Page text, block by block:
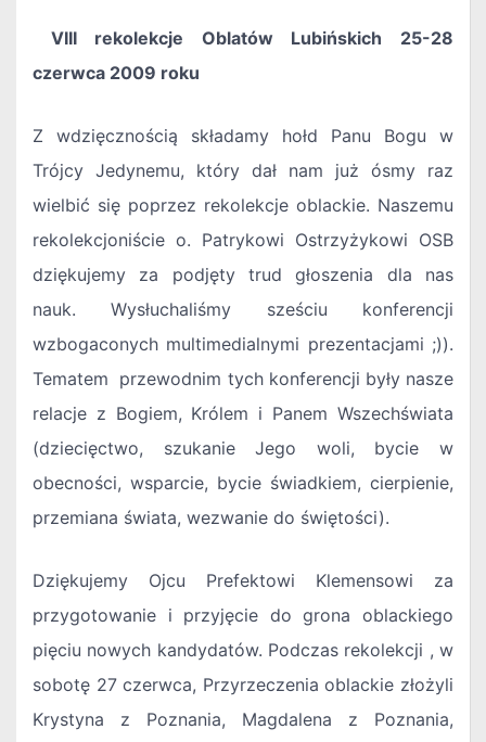
VIII rekolekcje Oblatów Lubińskich 25-28
czerwca 2009 roku
Z wdzięcznością składamy hołd Panu Bogu w
Trójcy Jedynemu, który dał nam już ósmy raz
wielbić się poprzez rekolekcje oblackie. Naszemu
rekolekcjoniście o. Patrykowi Ostrzyżykowi OSB
dziękujemy za podjęty trud głoszenia dla nas
nauk. Wysłuchaliśmy sześciu konferencji
wzbogaconych multimedialnymi prezentacjami ;)).
Tematem przewodnim tych konferencji były nasze
relacje z Bogiem, Królem i Panem Wszechświata
(dziecięctwo, szukanie Jego woli, bycie w
obecności, wsparcie, bycie świadkiem, cierpienie,
przemiana świata, wezwanie do świętości).
Dziękujemy Ojcu Prefektowi Klemensowi za
przygotowanie i przyjęcie do grona oblackiego
pięciu nowych kandydatów. Podczas rekolekcji , w
sobotę 27 czerwca, Przyrzeczenia oblackie złożyli
Krystyna z Poznania, Magdalena z Poznania,